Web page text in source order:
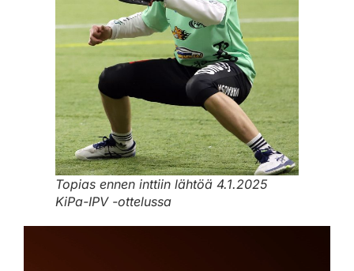
Topias ennen inttiin lähtöä 4.1.2025
KiPa-IPV -ottelussa